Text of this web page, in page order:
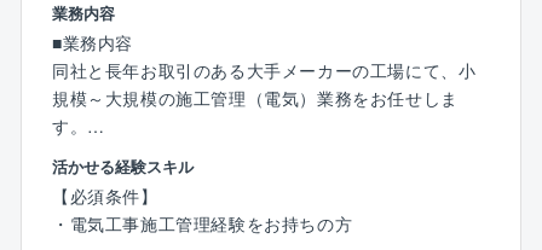
■同社について：
◇1955年3月の創業以来、赤字なしの黒字経営を継続
しております。案件の9割は直受注であり、京都府下で
も売上Ｎｏ.1の実力を誇る企業です。
◇蓄積された技術と信頼を基に事業展開をし、官公庁
とも取引がある事から大型設備に対応できる安定した
業務内容
■業務内容
同社と長年お取引のある大手メーカーの工場にて、小
規模～大規模の施工管理（電気）業務をお任せしま
す。
※拠点によっては1件数千円～の工事から対応しており
ます。
※こちらも拠点によりますが、新入社員で年間100件程
度の見積もりを取る場合もあるので、ご対応いただく
活かせる経験スキル
【必須条件】
・電気工事施工管理経験をお持ちの方